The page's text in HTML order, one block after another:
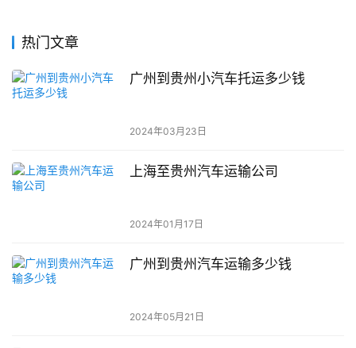
热门文章
广州到贵州小汽车托运多少钱
2024年03月23日
上海至贵州汽车运输公司
2024年01月17日
广州到贵州汽车运输多少钱
2024年05月21日